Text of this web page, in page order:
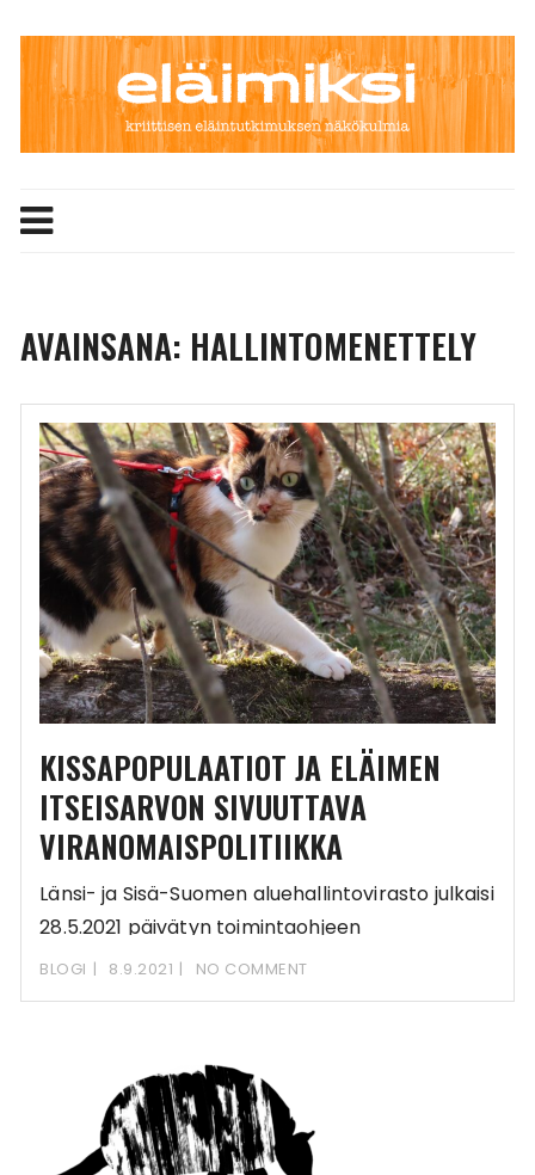
content
AVAINSANA: HALLINTOMENETTELY
KISSAPOPULAATIOT JA ELÄIMEN
ITSEISARVON SIVUUTTAVA
VIRANOMAISPOLITIIKKA
Länsi- ja Sisä-Suomen aluehallintovirasto julkaisi
28.5.2021 päivätyn toimintaohjeen
Kissapopulaation hävittämisen
hallintomenettely kunnallisessa
BLOGI 8.9.2021 NO COMMENT